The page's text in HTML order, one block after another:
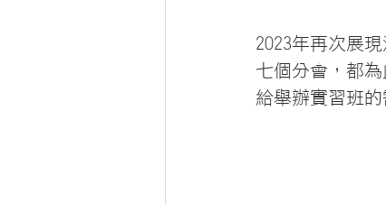
2023年再次展
七個分會，都
給舉辦實習班的